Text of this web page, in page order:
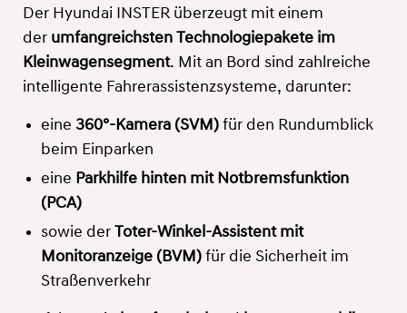
Der Hyundai INSTER überzeugt mit einem
der umfangreichsten Technologiepakete im
Kleinwagensegment. Mit an Bord sind zahlreiche
intelligente Fahrerassistenzsysteme, darunter:
eine 360°-Kamera (SVM) für den Rundumblick
beim Einparken
eine Parkhilfe hinten mit Notbremsfunktion
(PCA)
sowie der Toter-Winkel-Assistent mit
Monitoranzeige (BVM) für die Sicherheit im
Straßenverkehr